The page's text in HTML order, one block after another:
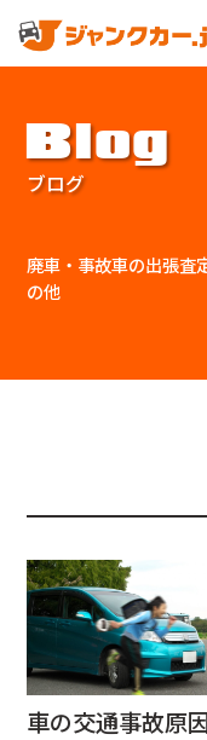
Blog
ブログ
廃車・事故車の出張査
の他
車の交通事故原